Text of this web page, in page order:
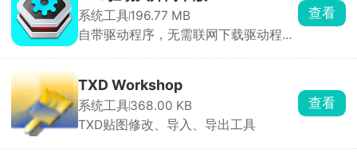
系统工具196.77 MB
自带驱动程序，无需联网下载驱动程序
查看
TXD Workshop
系统工具368.00 KB
TXD贴图修改、导入、导出工具
查看